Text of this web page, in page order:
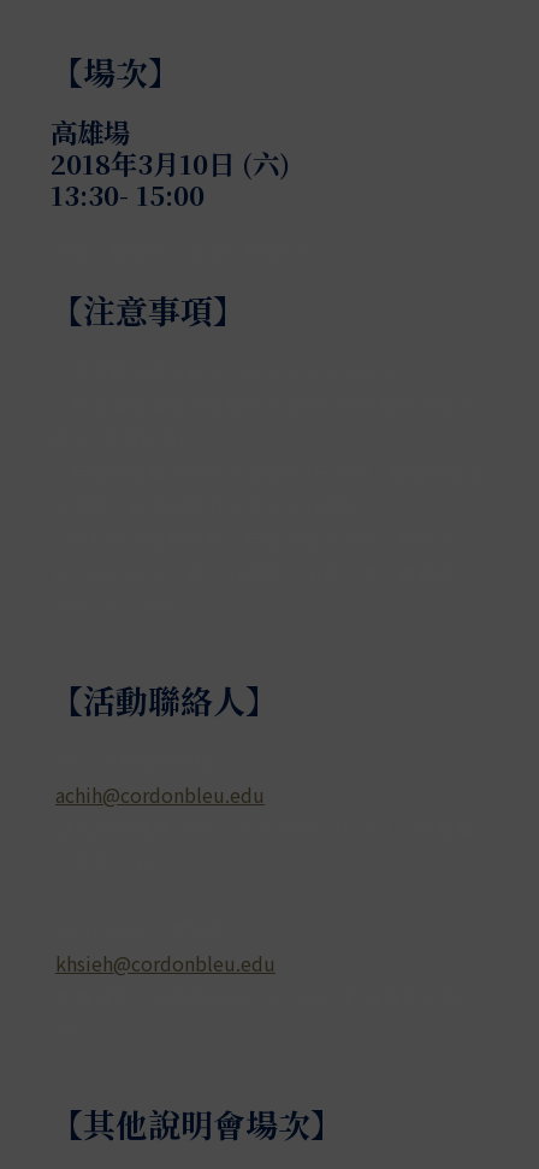
【場次】
高雄場
2018年3月10日 (六)
13:30- 15:00
【注意事項】
【活動聯絡人】
achih@cordonbleu.edu
khsieh@cordonbleu.edu
【其他說明會場次】